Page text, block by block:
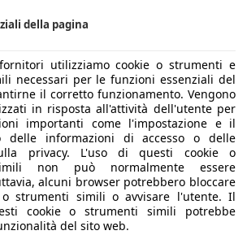
della pagina
utilizziamo cookie o strumenti e
necessari per le funzioni essenziali del
il corretto funzionamento. Vengono
in risposta all'attività dell'utente per
importanti come l'impostazione e il
delle informazioni di accesso o delle
privacy. L'uso di questi cookie o
non può normalmente essere
alcuni browser potrebbero bloccare
strumenti simili o avvisare l'utente. Il
cookie o strumenti simili potrebbe
del sito web.